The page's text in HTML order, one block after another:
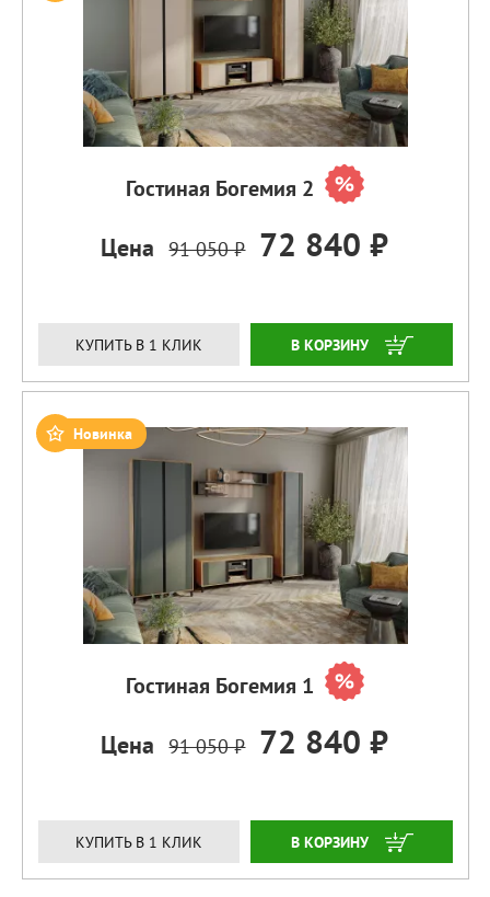
Гостиная Богемия 2
Цена 91 050 ₽ 72 840 ₽
КУПИТЬ В 1 КЛИК ЗАКАЗАТЬ
Новинка
Гостиная Богемия 1
Цена 91 050 ₽ 72 840 ₽
КУПИТЬ В 1 КЛИК ЗАКАЗАТЬ